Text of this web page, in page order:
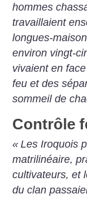
hommes
travaillaient
longues-
environ vingt-
vivaient en
feu et des
sommeil de
Contrôle
« Les Iroquois
matrilinéaire,
cultivateurs, et
du clan